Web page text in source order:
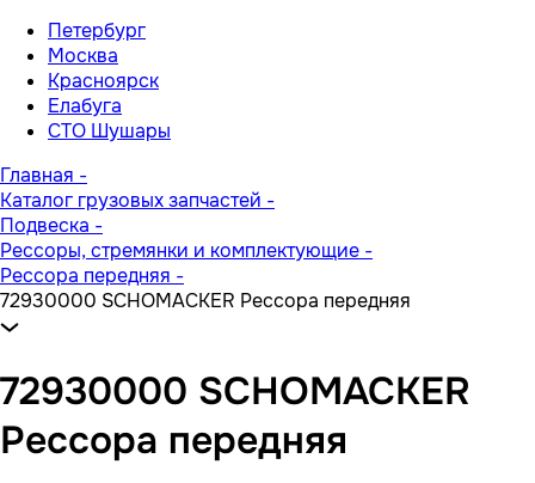
Петербург
Москва
Красноярск
Елабуга
СТО Шушары
Главная -
Каталог грузовых запчастей -
Подвеска -
Рессоры, стремянки и комплектующие -
Рессора передняя -
72930000 SCHOMACKER Рессора передняя
72930000 SCHOMACKER
Рессора передняя